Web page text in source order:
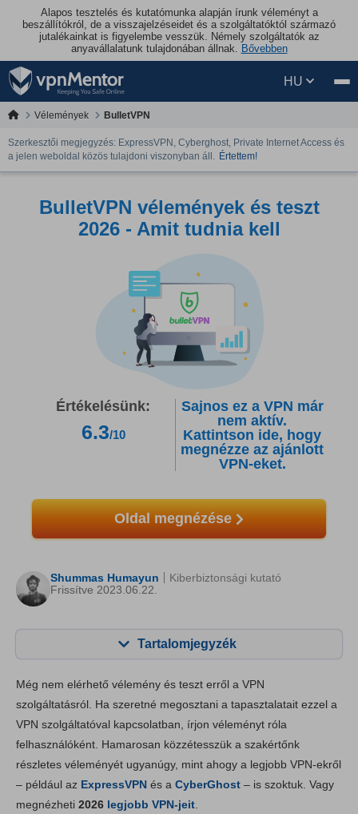
Alapos tesztelés és kutatómunka alapján írunk véleményt a
beszállítókról, de a visszajelzéseidet és a szolgáltatóktól származó
jutalékainkat is figyelembe vesszük. Némely szolgáltatók az
anyavállalatunk tulajdonában állnak. Bővebben
HU
Vélemények BulletVPN
Szerkesztői megjegyzés: ExpressVPN, Cyberghost, Private Internet Access és
a jelen weboldal közös tulajdoni viszonyban áll. Értettem!
BulletVPN vélemények és teszt
2026 - Amit tudnia kell
Értékelésünk:
6.3/10
Sajnos ez a VPN már
nem aktív.
Kattintson ide, hogy
megnézze az ajánlott
VPN-eket.
Oldal megnézése
Shummas Humayun
Frissítve 2023.06.22.
Kiberbiztonsági kutató
Tartalomjegyzék
Főbb jellemzők 7.0
Telepítés & appok 8.0
Megbízhatóság és támogatás 6.0
Még nem elérhető vélemény és teszt erről a VPN
szolgáltatásról. Ha szeretné megosztani a tapasztalatait ezzel a
VPN szolgáltatóval kapcsolatban, írjon véleményt róla
felhasználóként. Hamarosan közzétesszük a szakértőnk
részletes véleményét ugyanúgy, mint ahogy a legjobb VPN-ekről
– például az ExpressVPN és a CyberGhost – is szoktuk. Vagy
megnézheti 2026 legjobb VPN-jeit